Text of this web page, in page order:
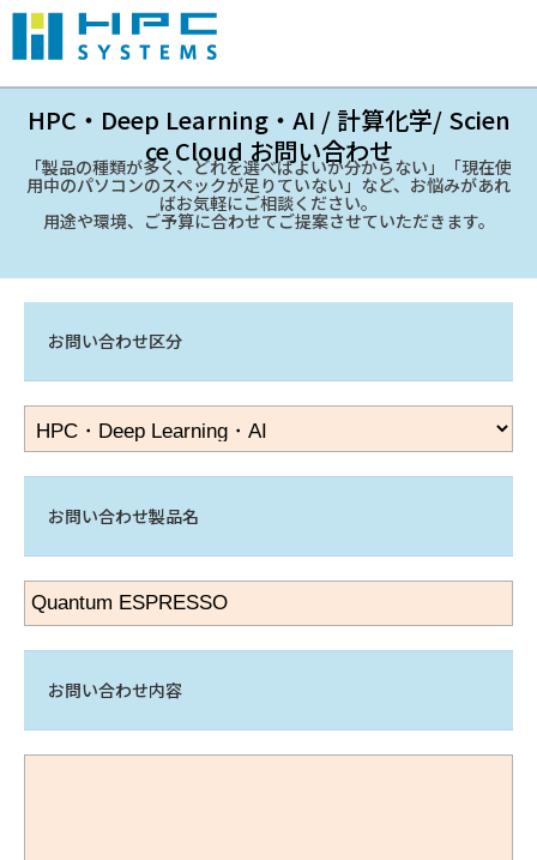
HPC・Deep Learning・AI / 計算化学/ Scien
ce Cloud お問い合わせ
「製品の種類が多く、どれを選べばよいか分からない」「現在使
用中のパソコンのスペックが足りていない」など、お悩みがあれ
ばお気軽にご相談ください。
用途や環境、ご予算に合わせてご提案させていただきます。
お問い合わせ区分
お問い合わせ製品名
お問い合わせ内容